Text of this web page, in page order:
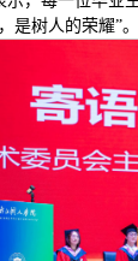
是树人的荣耀”。